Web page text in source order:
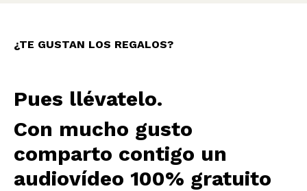
¿TE GUSTAN LOS REGALOS?
Pues llévatelo.
Con mucho gusto
comparto contigo un
audiovídeo 100% gratuito